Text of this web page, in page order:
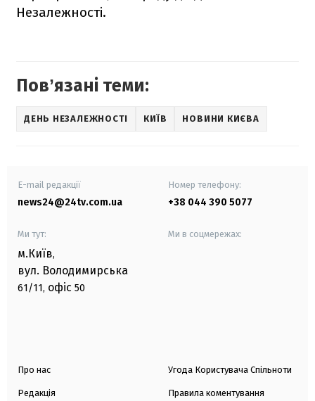
Незалежності.
Повʼязані теми:
ДЕНЬ НЕЗАЛЕЖНОСТІ КИЇВ НОВИНИ КИЄВА
E-mail редакції
news24@24tv.com.ua
Номер телефону:
+38 044 390 5077
Ми тут:
м.Київ,
вул. Володимирська
61/11, офіс 50
Ми в соцмережах:
Про нас
Редакція
Угода Користувача Спільноти
Правила коментування